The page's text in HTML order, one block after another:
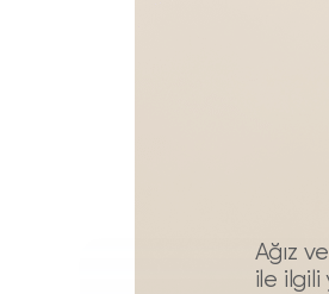
Ağız
ile ilgili